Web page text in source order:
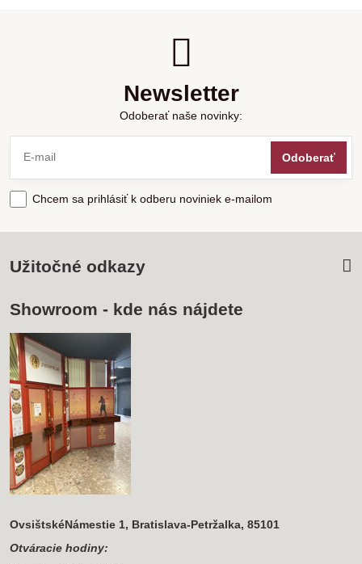
Newsletter
Odoberať naše novinky:
Odoberať
Chcem sa prihlásiť k odberu noviniek e-mailom
Užitočné odkazy
Showroom - kde nás nájdete
OvsištskéNámestie 1, Bratislava-Petržalka, 85101
Otváracie hodiny: